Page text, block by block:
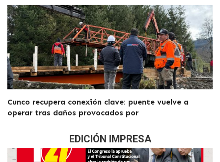
Cunco recupera conexión clave: puente vuelve a
operar tras daños provocados por
EDICIÓN IMPRESA